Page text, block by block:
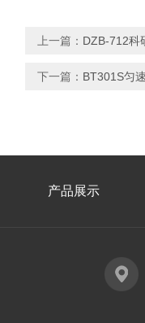
上一篇： DZB-712科
下一篇： BT301S匀
产品展示